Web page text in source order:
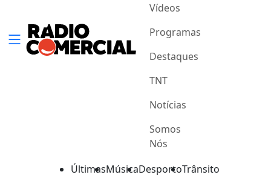
Vídeos
Programas
Destaques
TNT
Notícias
Somos
Nós
ÚltimasMúsicaDesportoTrânsito